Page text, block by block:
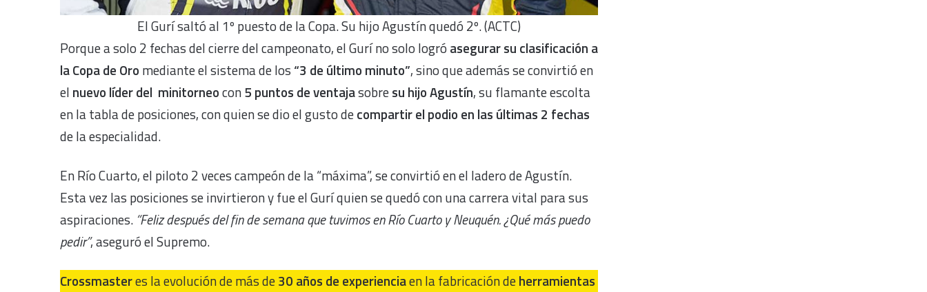
El Gurí saltó al 1º puesto de la Copa. Su hijo Agustín quedó 2º. (ACTC)
Porque a solo 2 fechas del cierre del campeonato, el Gurí no solo logró asegurar su clasificación a
la Copa de Oro mediante el sistema de los “3 de último minuto”, sino que además se convirtió en
el nuevo líder del minitorneocon5 puntos de ventajasobresu hijo Agustín, su flamante escolta
en la tabla de posiciones, con quien se dio el gusto decompartir el podio en las últimas 2 fechas
de la especialidad.
En Río Cuarto, el piloto 2 veces campeón de la “máxima”, se convirtió en el ladero de Agustín.
Esta vez las posiciones se invirtieron y fue el Gurí quien se quedó con una carrera vital para sus
aspiraciones. “Feliz después del fin de semana que tuvimos en Río Cuarto y Neuquén. ¿Qué más puedo
pedir”, aseguró el Supremo.
Crossmasteres la evolución de más de30 años de experienciaen la fabricación deherramientas